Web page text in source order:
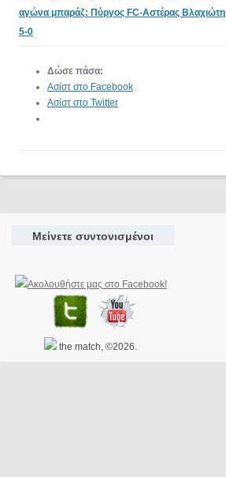
αγώνα μπαράζ: Πύργος FC-Αστέρας Βλαχιώτη
5-0
Δώσε πάσα:
Ασίστ στο Facebook
Ασίστ στο Twitter
Μείνετε συντονισμένοι
the match, ©2026.